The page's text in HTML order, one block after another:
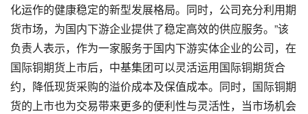
化运作的健康稳定的新型发展格局。同时，公司充分利用期
货市场，为国内下游企业提供了稳定高效的供应服务。”该
负责人表示，作为一家服务于国内下游实体企业的公司，在
国际铜期货上市后，中基集团可以灵活运用国际铜期货合
约，降低现货采购的溢价成本及保值成本。同时，国际铜期
货的上市也为交易带来更多的便利性与灵活性，当市场机会